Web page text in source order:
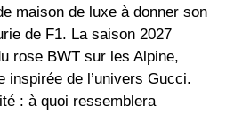
maison de luxe à donner son
de F1. La saison 2027
rose BWT sur les Alpine,
inspirée de l’univers Gucci.
: à quoi ressemblera